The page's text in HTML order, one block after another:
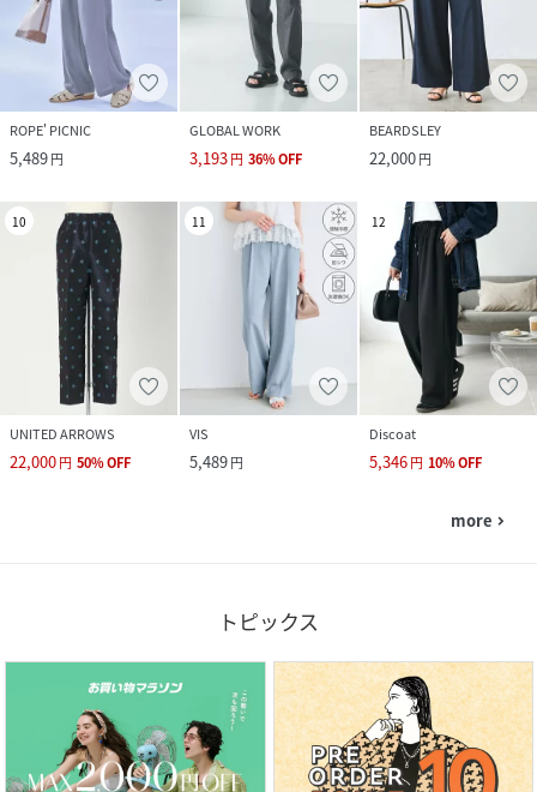
ROPE' PICNIC
5,489円
GLOBAL WORK
3,193円 36%OFF
BEARDSLEY
22,000円
10
UNITED ARROWS
22,000円 50%OFF
11
VIS
5,489円
12
Discoat
5,346円 10%OFF
more navigate_next
トピックス